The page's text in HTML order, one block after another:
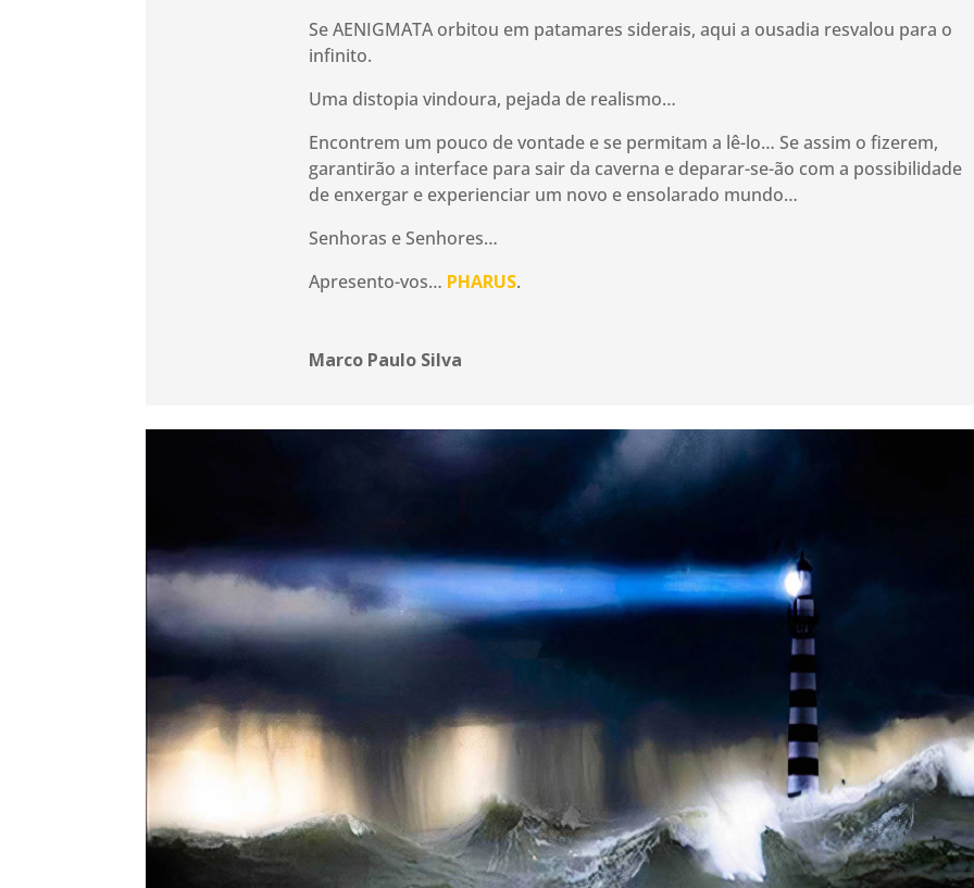
Se AENIGMATA orbitou em patamares siderais, aqui a ousadia resvalou para o
infinito.
Uma distopia vindoura, pejada de realismo…
Encontrem um pouco de vontade e se permitam a lê-lo… Se assim o fizerem,
garantirão a interface para sair da caverna e deparar-se-ão com a possibilidade
de enxergar e experienciar um novo e ensolarado mundo…
Senhoras e Senhores…
Apresento-vos… PHARUS.
Marco Paulo Silva